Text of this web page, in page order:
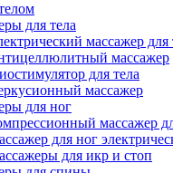
для тела
массажер для
массажер
для тела
массажер
для ног
массажер
для ног
для икр и стоп